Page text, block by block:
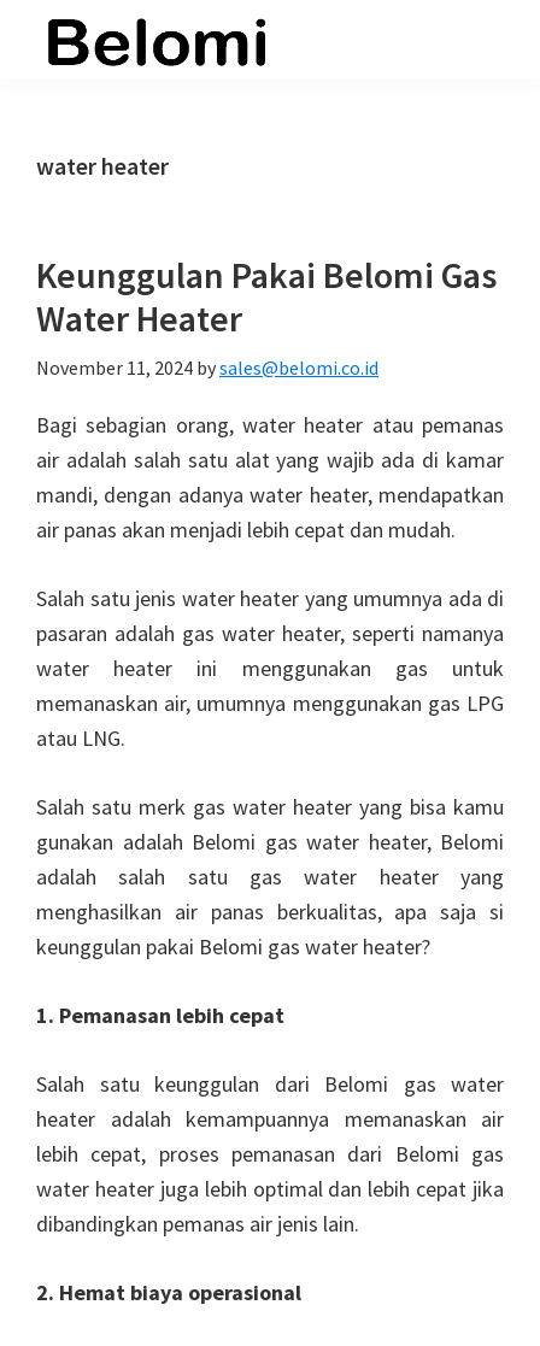
water heater
Keunggulan Pakai Belomi Gas
Water Heater
November 11, 2024 bysales@belomi.co.id
Bagi sebagian orang, water heater atau pemanas
air adalah salah satu alat yang wajib ada di kamar
mandi, dengan adanya water heater, mendapatkan
air panas akan menjadi lebih cepat dan mudah.
Salah satu jenis water heater yang umumnya ada di
pasaran adalah gas water heater, seperti namanya
water heater ini menggunakan gas untuk
memanaskan air, umumnya menggunakan gas LPG
atau LNG.
Salah satu merk gas water heater yang bisa kamu
gunakan adalah Belomi gas water heater, Belomi
adalah salah satu gas water heater yang
menghasilkan air panas berkualitas, apa saja si
keunggulan pakai Belomi gas water heater?
1. Pemanasan lebih cepat
Salah satu keunggulan dari Belomi gas water
heater adalah kemampuannya memanaskan air
lebih cepat, proses pemanasan dari Belomi gas
water heater juga lebih optimal dan lebih cepat jika
dibandingkan pemanas air jenis lain.
2. Hemat biaya operasional